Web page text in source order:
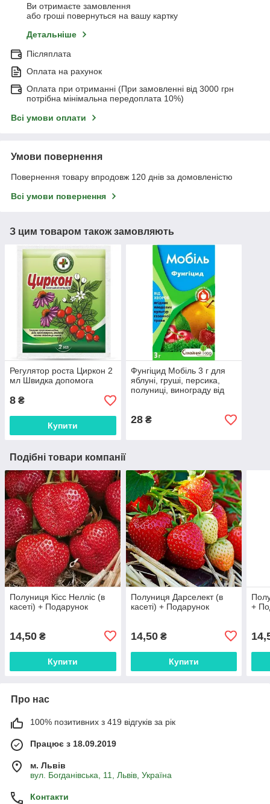
Ви отримаєте замовлення
або гроші повернуться на вашу картку
Детальніше
Післяплата
Оплата на рахунок
Оплата при отриманні (При замовленні від 3000 грн
потрібна мінімальна передоплата 10%)
Всі умови оплати
Умови повернення
Повернення товару впродовж 120 днів за домовленістю
Всі умови повернення
З цим товаром також замовляють
Регулятор роста Циркон 2
мл Швидка допомога
8 ₴
Купити
Фунгіцид Мобіль 3 г для
яблуні, груші, персика,
полуниці, винограду від
28₴
Подібні товари компанії
Полуниця Кісс Нелліс (в
касеті) + Подарунок
14,50 ₴
Купити
Полуниця Дарселект (в
касеті) + Подарунок
14,50₴
Купити
+
Про нас
100% позитивних з 419 відгуків за рік
Працює з 18.09.2019
м. Львів
вул. Богданівська, 11, Львів, Україна
Контакти